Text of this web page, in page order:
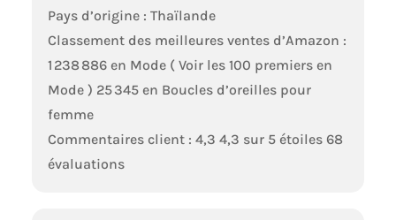
Pays d’origine : Thaïlande
Classement des meilleures ventes d’Amazon :
1 238 886 en Mode ( Voir les 100 premiers en
Mode ) 25 345 en Boucles d’oreilles pour
femme
Commentaires client : 4,3 4,3 sur 5 étoiles 68
évaluations